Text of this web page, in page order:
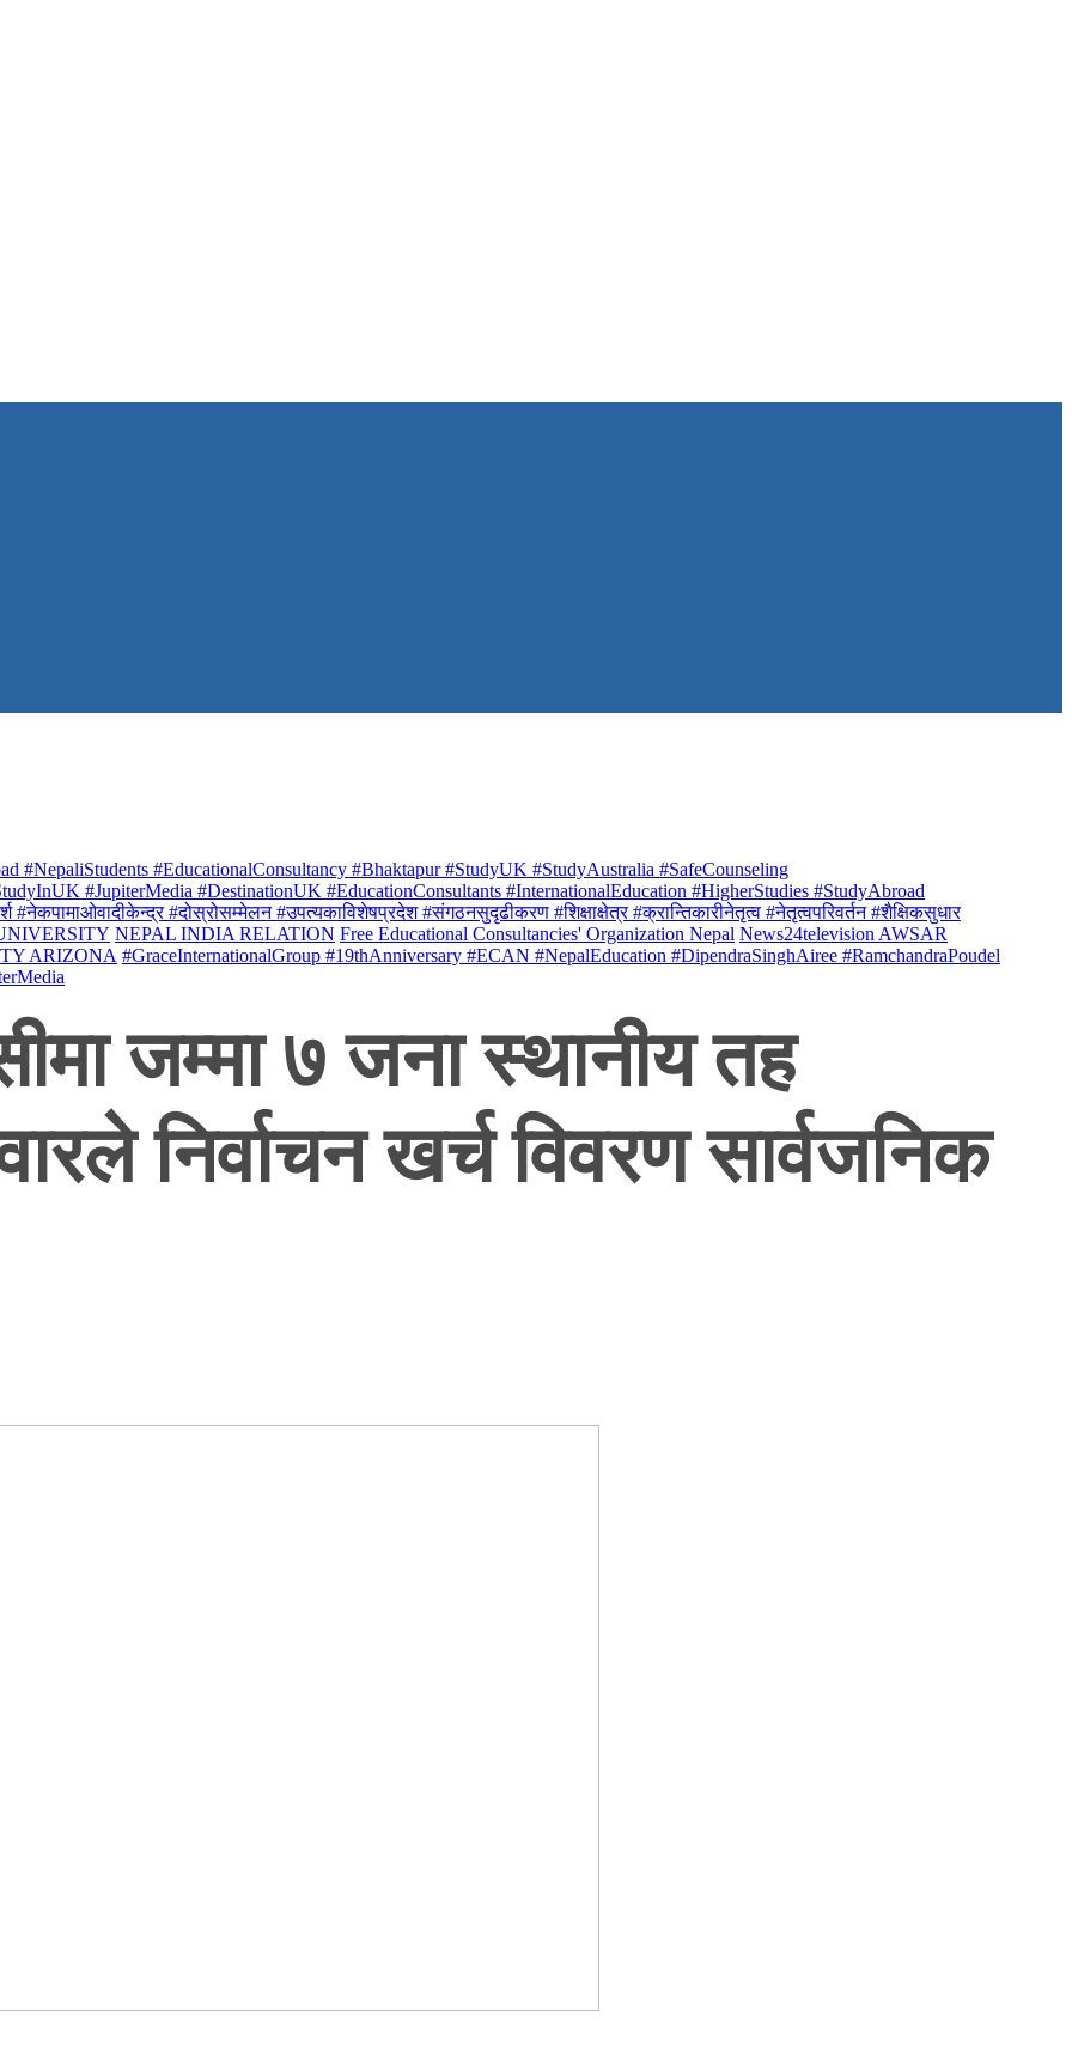
#NepaliStudents #EducationalConsultancy #Bhaktapur #StudyUK #StudyAustralia #SafeCounseling
#JupiterMedia #DestinationUK #EducationConsultants #InternationalEducation #HigherStudies #StudyAbroad
#नेकपामाओवादीकेन्द्र #दोस्रोसम्मेलन #उपत्यकाविशेषप्रदेश #संगठनसुदृढीकरण #शिक्षाक्षेत्र #क्रान्तिकारीनेतृत्व #नेतृत्वपरिवर्तन #शैक्षिकसुधार
NEPAL INDIA RELATION Free Educational Consultancies' Organization Nepal News24television AWSAR
ARIZONA #GraceInternationalGroup #19thAnniversary #ECAN #NepalEducation #DipendraSinghAiree #RamchandraPoudel
जम्मा ७ जना स्थानीय तह
निर्वाचन खर्च विवरण सार्वजनिक